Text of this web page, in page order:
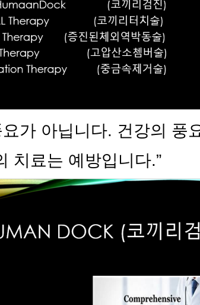
가 아닙니다. 건강의 풍
치료는 예방입니다.”